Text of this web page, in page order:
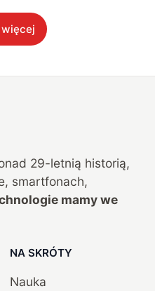
więcej
29-letnią historią,
smartfonach,
mamy we
NA SKRÓTY
Nauka